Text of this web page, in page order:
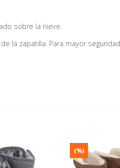
sobre la nieve.
la zapatilla. Para mayor
(%)